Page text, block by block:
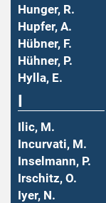
Hunger, R.
Hupfer, A.
Hübner, F.
Hühner, P.
Hylla, E.
Ilic, M.
Incurvati, M.
Inselmann, P.
Irschitz, O.
Iyer, N.